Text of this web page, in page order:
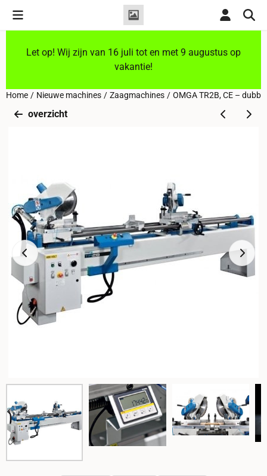
Cookievoorkeuren zijn momenteel gesloten.
Let op! Wij zijn van 16 juli tot en met 9 augustus op
vakantie!
Home / Nieuwe machines / Zaagmachines / OMGA TR2B, CE –
overzicht